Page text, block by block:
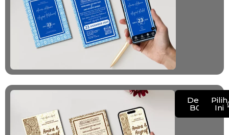
Demo
B001
Pilih
Ini